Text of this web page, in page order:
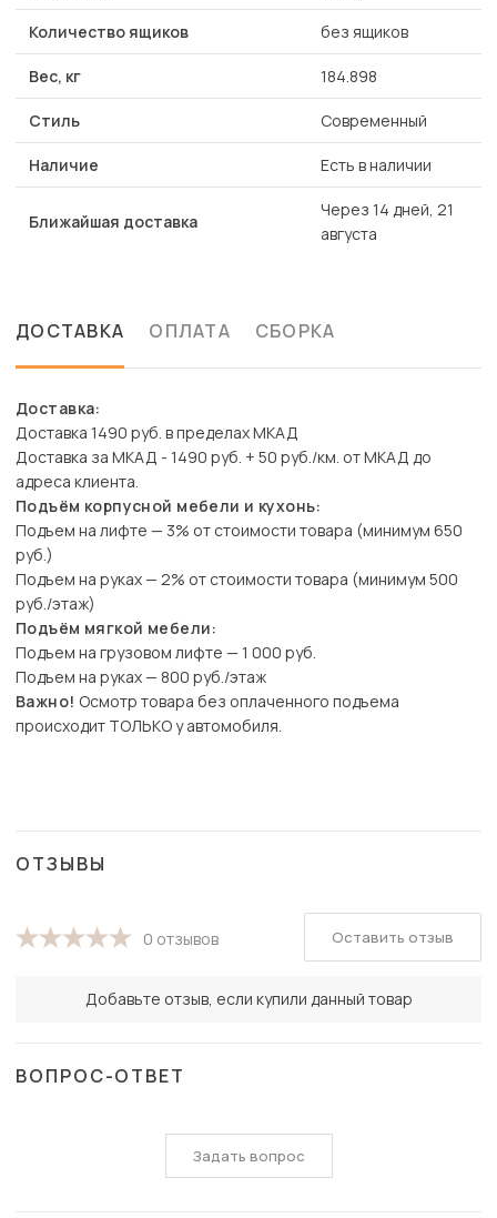
Количество ящиков без ящиков
Вес, кг 184.898
Стиль Современный
Наличие Есть в наличии
Ближайшая доставка
Через 14 дней, 21
августа
ДОСТАВКА ОПЛАТА СБОРКА
Доставка:
Доставка 1490 руб. в пределах МКАД
Доставка за МКАД - 1490 руб. + 50 руб./км. от МКАД до
адреса клиента.
Подъём корпусной мебели и кухонь:
Подъем на лифте — 3% от стоимости товара (минимум 650
руб.)
Подъем на руках — 2% от стоимости товара (минимум 500
руб./этаж)
Подъём мягкой мебели:
Подъем на грузовом лифте — 1 000 руб.
Подъем на руках — 800 руб./этаж
Важно! Осмотр товара без оплаченного подъема
происходит ТОЛЬКО у автомобиля.
ОТЗЫВЫ
0 отзывов
Добавьте отзыв, если купили данный товар
Оставить отзыв
ВОПРОС-ОТВЕТ
Задать вопрос